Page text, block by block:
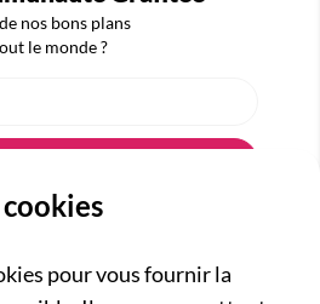
nos bons plans
le monde ?
pour vous fournir la